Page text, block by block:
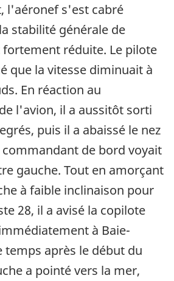
l'aéronef s'est cabré
stabilité générale de
réduite. Le pilote
que la vitesse diminuait à
En réaction au
l'avion, il a aussitôt sorti
puis il a abaissé le nez
de bord voyait
gauche. Tout en amorçant
à faible inclinaison pour
28, il a avisé la copilote
à Baie-
temps après le début du
a pointé vers la mer,